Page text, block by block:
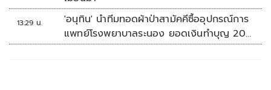
13:29 น.
'อนุทิน' นำทีมทอดผ้าป่าสามัคคีซื้ออุปกรณ์การ
แพทย์โรงพยาบาลระนอง ยอดเงินทำบุญ 20
ล้านบาท